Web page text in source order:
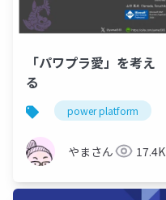
「パワプラ愛」を考え
る
power platform
やまさん 17.4K